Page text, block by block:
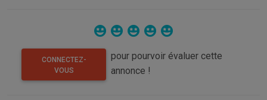
CONNECTEZ-
VOUS
pour pourvoir évaluer cette
annonce !